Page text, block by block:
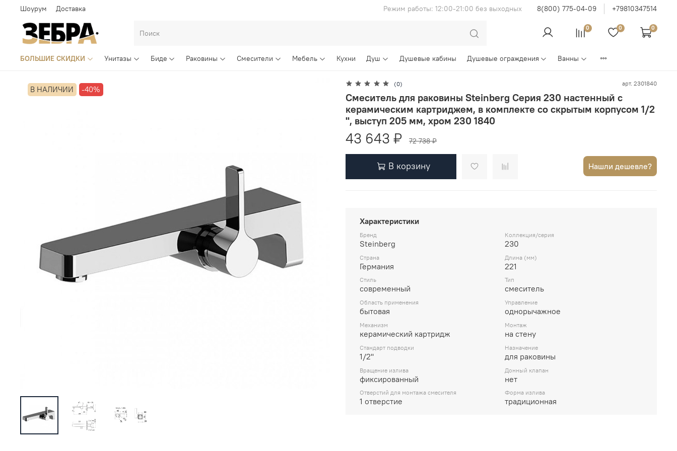
Шоурум Доставка Режим работы: 12:00-21:00 без выходных 8(800) 775-04-09 +79810347514
0 0 0
БОЛЬШИЕ СКИДКИ Унитазы Биде Раковины Смесители Мебель Кухни Душ Душевые кабины Душевые ограждения Ванны
В НАЛИЧИИ -40%
(0) арт. 2301840
Смеситель для раковины Steinberg Серия 230 настенный с
керамическим картриджем, в комплекте со скрытым корпусом 1/2
", выступ 205 мм, хром 230 1840
43 643 ₽ 72 738 ₽
В корзину Нашли дешевле?
Характеристики
Бренд
Steinberg
Коллекция/серия
230
Страна
Германия
Длина (мм)
221
Стиль
современный
Тип
смеситель
Область применения
бытовая
Управление
однорычажное
Механизм
керамический картридж
Монтаж
на стену
Стандарт подводки
1/2''
Назначение
для раковины
Вращение излива
фиксированный
Донный клапан
нет
Отверстий для монтажа смесителя
1 отверстие
Форма излива
традиционная